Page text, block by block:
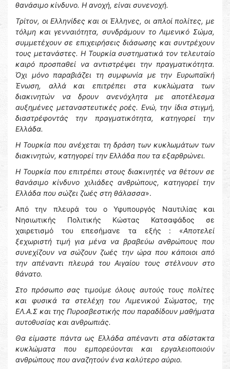
θανάσιμο κίνδυνο. Η ανοχή, είναι συνενοχή.
Τρίτον, οι Ελληνίδες και οι Έλληνες, οι απλοί πολίτες, με
τόλμη και γενναιότητα, συνδράμουν το Λιμενικό Σώμα,
συμμετέχουν σε επιχειρήσεις διάσωσης και συντρέχουν
τους μετανάστες. Η Τουρκία συστηματικά τον τελευταίο
καιρό προσπαθεί να αντιστρέψει την πραγματικότητα.
Όχι μόνο παραβιάζει τη συμφωνία με την Ευρωπαϊκή
Ένωση, αλλά και επιτρέπει στα κυκλώματα των
διακινητών να δρουν ανενόχλητα με αποτέλεσμα
αυξημένες μεταναστευτικές ροές. Ενώ, την ίδια στιγμή,
διαστρέφοντάς την πραγματικότητα, κατηγορεί την
Ελλάδα.
Η Τουρκία που ανέχεται τη δράση των κυκλωμάτων των
διακινητών, κατηγορεί την Ελλάδα που τα εξαρθρώνει.
Η Τουρκία που επιτρέπει στους διακινητές να θέτουν σε
θανάσιμο κίνδυνο χιλιάδες ανθρώπους, κατηγορεί την
Ελλάδα που σώζει ζωές στη θάλασσα».
Από την πλευρά του ο Υφυπουργός Ναυτιλίας και
Νησιωτικής Πολιτικής Κώστας Κατσαφάδος σε
χαιρετισμό του επεσήμανε τα εξής : «Αποτελεί
ξεχωριστή τιμή για μένα να βραβεύω ανθρώπους που
συνεχίζουν να σώζουν ζωές την ώρα που κάποιοι από
την απέναντι πλευρά του Αιγαίου τους στέλνουν στο
θάνατο.
Στο πρόσωπο σας τιμούμε όλους αυτούς τους πολίτες
και φυσικά τα στελέχη του Λιμενικού Σώματος, της
ΕΛ.Α.Σ και της Πυροσβεστικής που παραδίδουν μαθήματα
αυτοθυσίας και ανθρωπιάς.
Θα είμαστε πάντα ως Ελλάδα απέναντι στα αδίστακτα
κυκλώματα που εμπορεύονται και εργαλειοποιούν
ανθρώπους που αναζητούν ένα καλύτερο αύριο.